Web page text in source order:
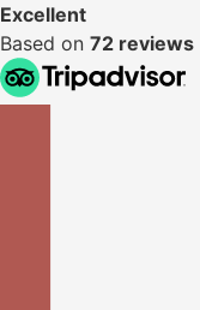
Excellent
Based on 72 reviews